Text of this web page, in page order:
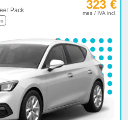
Pack 323 €
mes / IVA incl.